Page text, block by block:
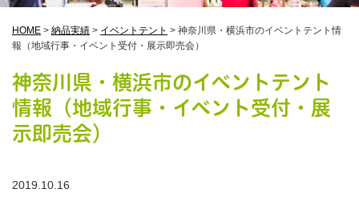
HOME > 納品実績 > イベントテント > 神奈川県・横浜市のイベントテント情
報（地域行事・イベント受付・展示即売会）
神奈川県・横浜市のイベントテント
情報（地域行事・イベント受付・展
示即売会）
2019.10.16